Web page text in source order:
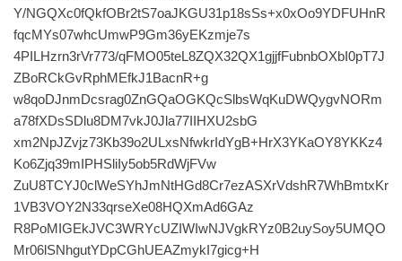
Y/NGQXc0fQkfOBr2tS7oaJKGU31p18sSs+x0xOo9YDFUHnR
fqcMYs07whcUmwP9Gm36yEKzmje7s
4PILHzrn3rVr773/qFMO05teL8ZQX32QX1gjjfFubnbOXbI0pT7J
ZBoRCkGvRphMEfkJ1BacnR+g
w8qoDJnmDcsrag0ZnGQaOGKQcSlbsWqKuDWQygvNORm
a78fXDsSDlu8DM7vkJ0Jla77IIHXU2sbG
xm2NpJZvjz73Kb39o2ULxsNfwkrIdYgB+HrX3YKaOY8YKKz4
Ko6Zjq39mIPHSliIy5ob5RdWjFVw
ZuU8TCYJ0clWeSYhJmNtHGd8Cr7ezASXrVdshR7WhBmtxKr
1VB3VOY2N33qrseXe08HQXmAd6GAz
R8PoMIGEkJVC3WRYcUZIWIwNJVgkRYz0B2uySoy5UMQO
Mr06lSNhgutYDpCGhUEAZmykI7gicg+H